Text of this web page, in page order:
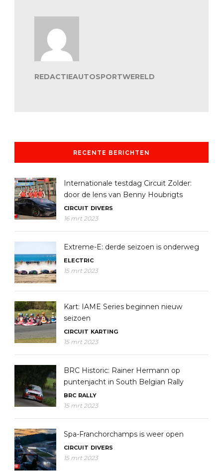
REDACTIEAUTOSPORTWERELD
RECENTE BERICHTEN
Internationale testdag Circuit Zolder:
door de lens van Benny Houbrigts
CIRCUIT DIVERS
16 mrt 2023
Extreme-E: derde seizoen is onderweg
ELECTRIC
15 mrt 2023
Kart: IAME Series beginnen nieuw
seizoen
CIRCUIT KARTING
15 mrt 2023
BRC Historic: Rainer Hermann op
puntenjacht in South Belgian Rally
BRC RALLY
15 mrt 2023
Spa-Franchorchamps is weer open
CIRCUIT DIVERS
15 mrt 2023